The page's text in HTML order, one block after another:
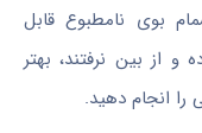
بوی نامطبوع قابل
از بین نرفتند، بهتر
انجام دهید.